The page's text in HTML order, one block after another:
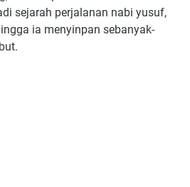
sejarah perjalanan nabi yusuf,
ia menyinpan sebanyak-